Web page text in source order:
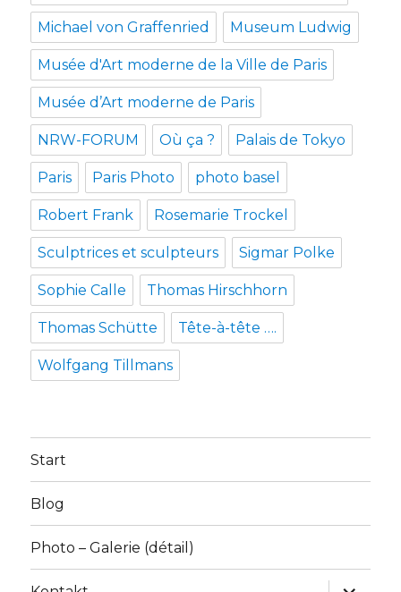
Michael von Graffenried Museum Ludwig
Musée d'Art moderne de la Ville de Paris
Musée d’Art moderne de Paris
NRW-FORUM Où ça ? Palais de Tokyo
Paris Paris Photo photo basel
Robert Frank Rosemarie Trockel
Sculptrices et sculpteurs Sigmar Polke
Sophie Calle Thomas Hirschhorn
Thomas Schütte Tête-à-tête ….
Wolfgang Tillmans
Start
Blog
Photo – Galerie (détail)